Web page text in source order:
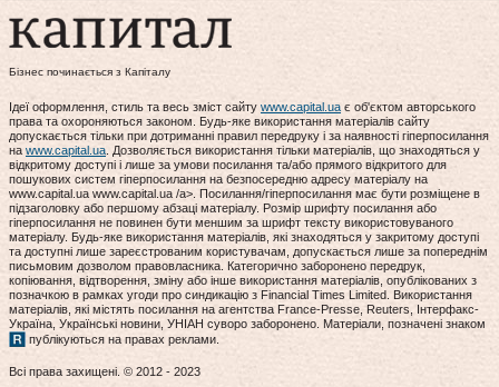
Бізнес починається з Капіталу
Ідеї оформлення, стиль та весь зміст сайту www.capital.ua є об'єктом авторського
права та охороняються законом. Будь-яке використання матеріалів сайту
допускається тільки при дотриманні правил передруку і за наявності гіперпосилання
на www.capital.ua . Дозволяється використання тільки матеріалів, що знаходяться у
відкритому доступі і лише за умови посилання та/або прямого відкритого для
пошукових систем гіперпосилання на безпосередню адресу матеріалу на
www.capital.ua www.capital.ua /a>. Посилання/гіперпосилання має бути розміщене в
підзаголовку або першому абзаці матеріалу. Розмір шрифту посилання або
гіперпосилання не повинен бути меншим за шрифт тексту використовуваного
матеріалу. Будь-яке використання матеріалів, які знаходяться у закритому доступі
та доступні лише зареєстрованим користувачам, допускається лише за попереднім
письмовим дозволом правовласника. Категорично заборонено передрук,
копіювання, відтворення, зміну або інше використання матеріалів, опублікованих з
позначкою в рамках угоди про синдикацію з Financial Times Limited. Використання
матеріалів, які містять посилання на агентства France-Presse, Reuters, Інтерфакс-
Україна, Українські новини, УНІАН суворо заборонено. Матеріали, позначені знаком
публікуються на правах реклами.
Всі права захищені. © 2012 - 2023